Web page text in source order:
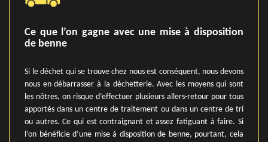
Ce que l’on gagne avec une mise à disposition
de benne
Si le déchet qui se trouve chez nous est conséquent, nous devons
nous en débarrasser à la déchetterie. Avec les moyens qui sont
les nôtres, on risque d’effectuer plusieurs allers-retour pour tous
apportés dans un centre de traitement ou dans un centre de tri
ou autres. Ce qui est contraignant et assez fatiguant à faire. Si
l’on bénéficie d’une mise à disposition de benne, pourtant, cela